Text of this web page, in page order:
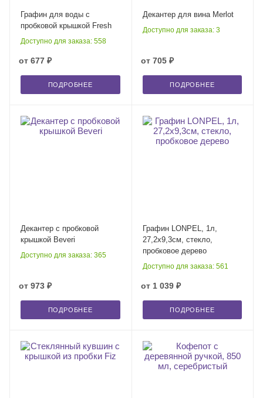
Графин для воды с
пробковой крышкой Fresh
Доступно для заказа: 558
от 677 ₽
ПОДРОБНЕЕ
Декантер для вина Merlot
Доступно для заказа: 3
от 705 ₽
ПОДРОБНЕЕ
Декантер с пробковой
крышкой Beveri
Доступно для заказа: 365
от 973 ₽
ПОДРОБНЕЕ
Графин LONPEL, 1л,
27,2х9,3см, стекло,
пробковое дерево
Доступно для заказа: 561
от 1 039 ₽
ПОДРОБНЕЕ